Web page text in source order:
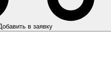
в заявку